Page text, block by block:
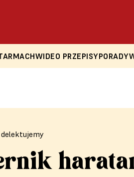
WIDEO PRZEPISYPORADY